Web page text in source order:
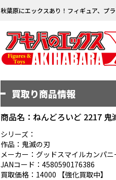
秋葉原にエックスあり！フィギュア、プ
買取り商品情報
商品名：ねんどろいど 2217 鬼
シリーズ：
作品：鬼滅の刃
メーカー：グッドスマイルカンパニ
JANコード：4580590176386
買取価格：14000 【強化買取中】